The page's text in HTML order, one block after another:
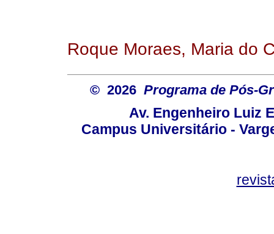
Roque Moraes, Maria do
© 2026 Programa de Pós-
Av. Engenheiro Luiz
Campus Universitário -